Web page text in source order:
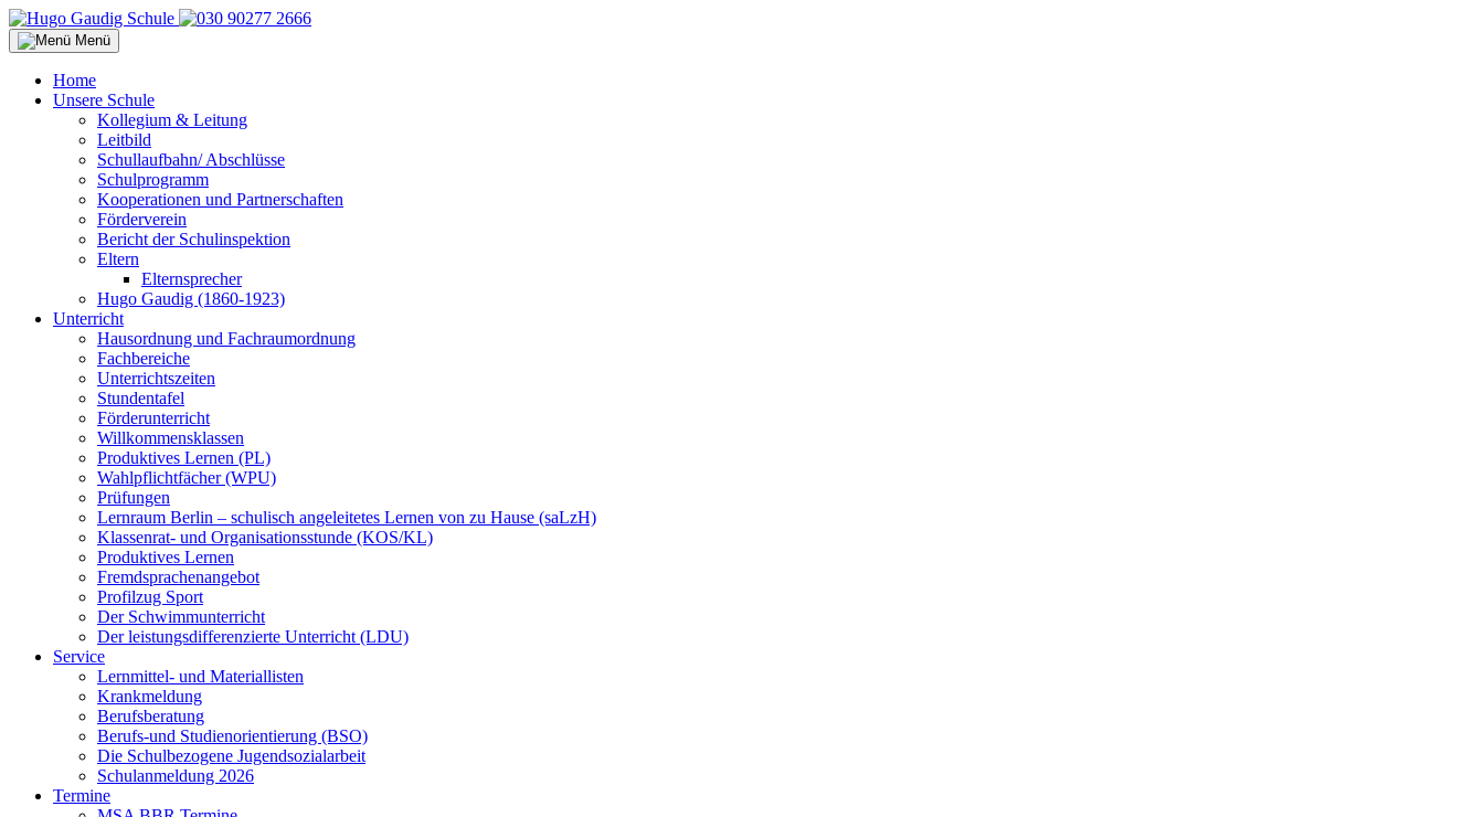
Menü
Home
Unsere Schule
Kollegium & Leitung
Leitbild
Schullaufbahn/ Abschlüsse
Schulprogramm
Kooperationen und Partnerschaften
Förderverein
Bericht der Schulinspektion
Eltern
Elternsprecher
Hugo Gaudig (1860-1923)
Unterricht
Hausordnung und Fachraumordnung
Fachbereiche
Unterrichtszeiten
Stundentafel
Förderunterricht
Willkommensklassen
Produktives Lernen (PL)
Wahlpflichtfächer (WPU)
Prüfungen
Lernraum Berlin – schulisch angeleitetes Lernen von zu Hause (saLzH)
Klassenrat- und Organisationsstunde (KOS/KL)
Produktives Lernen
Fremdsprachenangebot
Profilzug Sport
Der Schwimmunterricht
Der leistungsdifferenzierte Unterricht (LDU)
Service
Lernmittel- und Materiallisten
Krankmeldung
Berufsberatung
Berufs-und Studienorientierung (BSO)
Die Schulbezogene Jugendsozialarbeit
Schulanmeldung 2026
Termine